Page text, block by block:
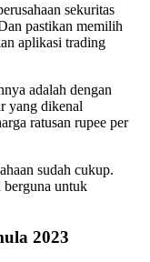
sekuritas
pastikan memilih
aplikasi trading
adalah dengan
yang dikenal
ratusan rupee per
sudah cukup.
berguna untuk
2023